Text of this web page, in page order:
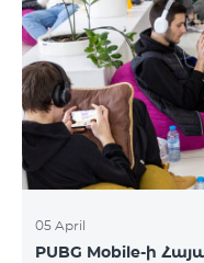
05 April
PUBG Mobile-ի